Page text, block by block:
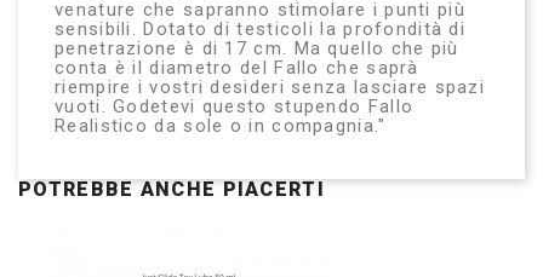
venature che sapranno stimolare i punti più
sensibili. Dotato di testicoli la profondità di
penetrazione è di 17 cm. Ma quello che più
conta è il diametro del Fallo che saprà
riempire i vostri desideri senza lasciare spazi
vuoti. Godetevi questo stupendo Fallo
Realistico da sole o in compagnia."
POTREBBE ANCHE PIACERTI